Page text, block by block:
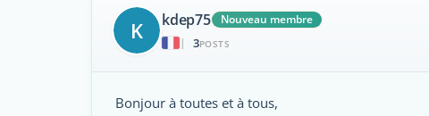
K kdep75
Nouveau membre
|
3POSTS
Bonjour à toutes et à tous,